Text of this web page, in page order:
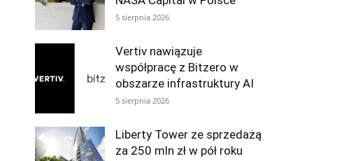
5 sierpnia 2026
Vertiv nawiązuje
współpracę z Bitzero w
obszarze infrastruktury AI
5 sierpnia 2026
Liberty Tower ze sprzedażą
za 250 mln zł w pół roku